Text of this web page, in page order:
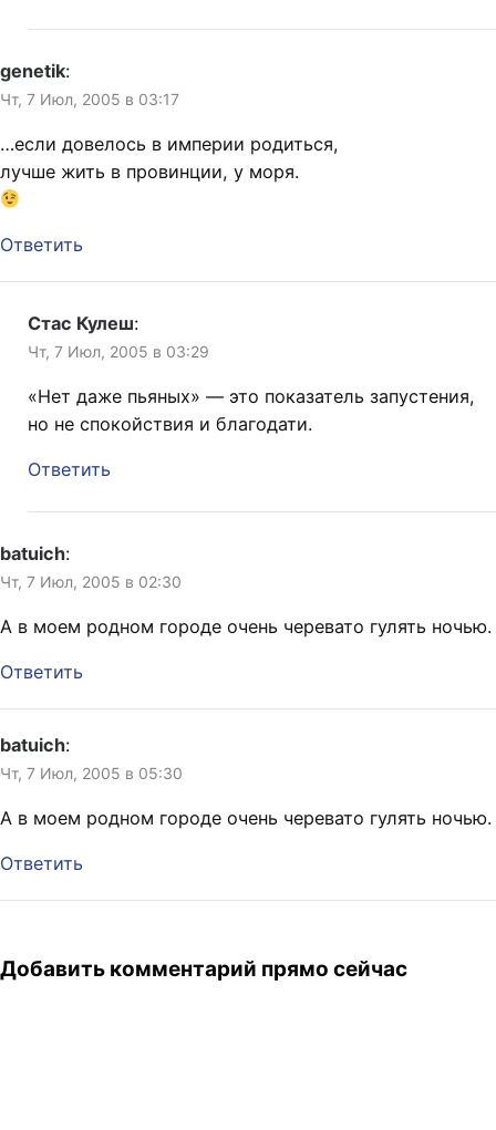
genetik:
Чт, 7 Июл, 2005 в 03:17
…если довелось в империи родиться,
лучше жить в провинции, у моря.
Ответить
Стас Кулеш:
Чт, 7 Июл, 2005 в 03:29
«Нет даже пьяных» — это показатель запустения,
но не спокойствия и благодати.
Ответить
batuich:
Чт, 7 Июл, 2005 в 02:30
А в моем родном городе очень черевато гулять ночью.
Ответить
batuich:
Чт, 7 Июл, 2005 в 05:30
А в моем родном городе очень черевато гулять ночью.
Ответить
Добавить комментарий прямо сейчас